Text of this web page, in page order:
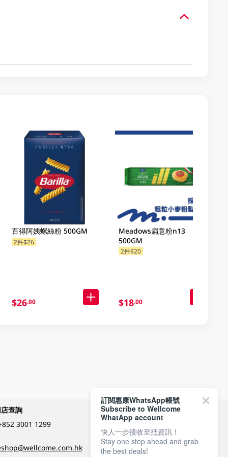
百得阿姨螺絲粉 500GM
2件$26
$26.00
Meadows扁意粉n13
500GM
2件$20
$18.00
查詢
3001 1299
付款方式
關注我們
訂閱惠康WhatsApp帳號
Subscribe to Wellcome
WhatApp account
快人一步接收至抵資訊！
Stay one step ahead and grab
the best deals!